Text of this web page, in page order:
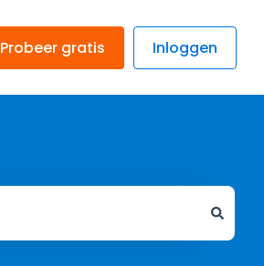
Probeer gratis Inloggen